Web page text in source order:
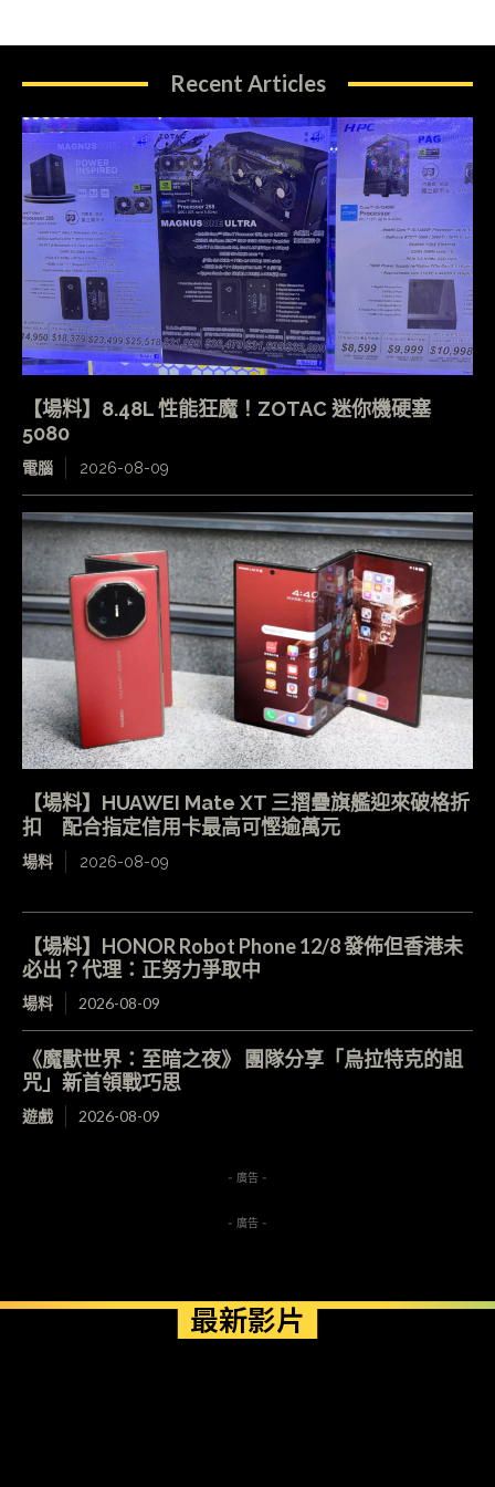
Recent Articles
【場料】8.48L 性能狂魔！ZOTAC 迷你機硬塞
5080
電腦 2026-08-09
【場料】HUAWEI Mate XT 三摺疊旗艦迎來破格折
扣 配合指定信用卡最高可慳逾萬元
場料 2026-08-09
【場料】HONOR Robot Phone 12/8 發佈但香港未
必出？代理：正努力爭取中
場料 2026-08-09
《魔獸世界：至暗之夜》 團隊分享「烏拉特克的詛
咒」新首領戰巧思
遊戲 2026-08-09
- 廣告 -
- 廣告 -
最新影片